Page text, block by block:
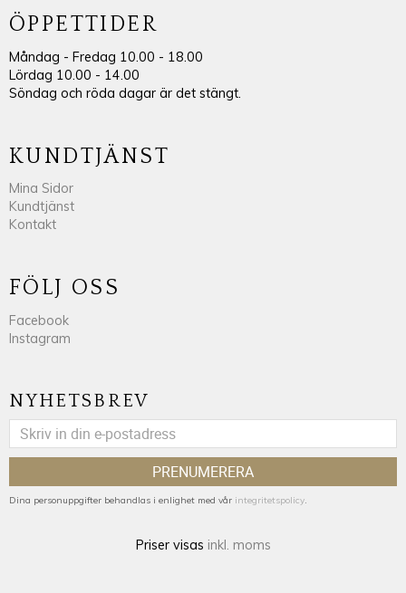
ÖPPETTIDER
Måndag - Fredag 10.00 - 18.00
Lördag 10.00 - 14.00
Söndag och röda dagar är det stängt.
KUNDTJÄNST
Mina Sidor
Kundtjänst
Kontakt
FÖLJ OSS
Facebook
Instagram
NYHETSBREV
PRENUMERERA
Dina personuppgifter behandlas i enlighet med vår integritetspolicy.
Priser visas inkl. moms